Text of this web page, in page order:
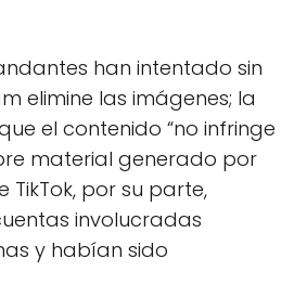
han intentado sin
elimine las imágenes; la
el contenido “no infringe
material generado por
TikTok, por su parte,
involucradas
y habían sido